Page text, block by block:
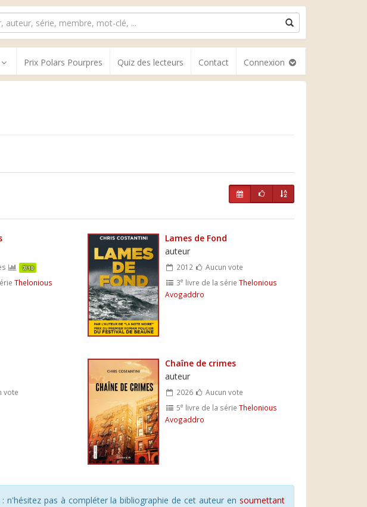
Prix Polars Pourpres Quiz des lecteurs Contact Connexion
7/10
Thelonious
Lames de Fond
auteur
2012
Aucun vote
3e livre de la série Thelonious
Avogaddro
vote
Chaîne de crimes
auteur
2026
Aucun vote
5e livre de la série Thelonious
Avogaddro
n'hésitez pas à compléter la bibliographie de cet auteur en soumettant